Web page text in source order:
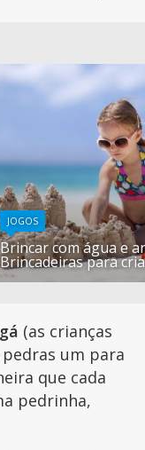
JOGOS
Brincar com água e
Brincadeiras para
(as crianças
um para
que cada
pedrinha,